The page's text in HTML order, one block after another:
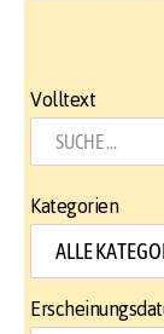
Volltext
Kategorien